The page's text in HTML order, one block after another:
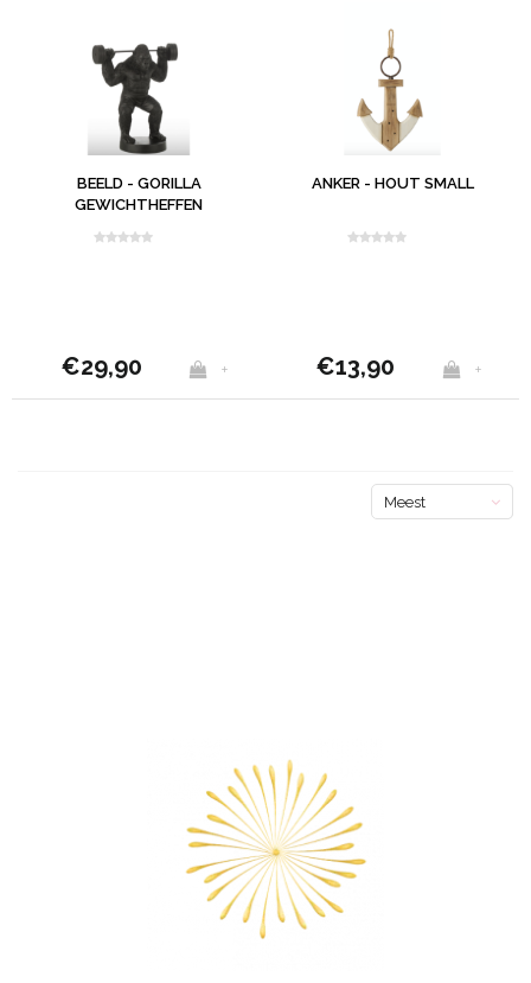
BEELD - GORILLA
GEWICHTHEFFEN
€29,90 +
ANKER - HOUT SMALL
€13,90 +
Meest